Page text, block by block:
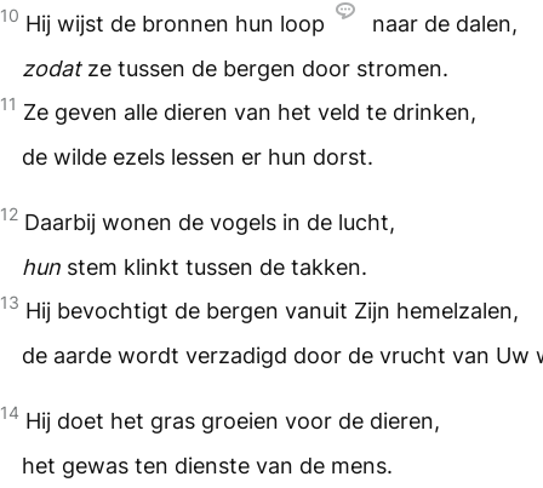
10 Hij wijst de bronnen hun loop
naar de dalen,
zodatze tussen de bergen door stromen.
11 Ze geven alle dieren van het veld te drinken,
de wilde ezels lessen er hun dorst.
12 Daarbij wonen de vogels in de lucht,
hun stem klinkt tussen de takken.
13 Hij bevochtigt de bergen vanuit Zijn hemelzalen,
de aarde wordt verzadigd door de vrucht van Uw
14 Hij doet het gras groeien voor de dieren,
het gewas ten dienste van de mens.